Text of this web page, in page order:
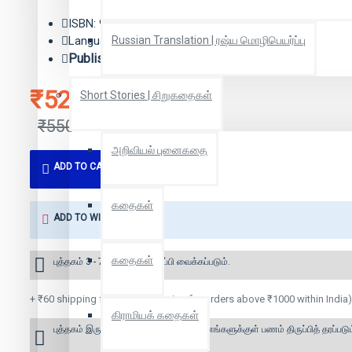
Russian Translation | ரஷ்ய மொழிபெயர்ப்பு
Short Stories | சிறுகதைகள்
அறிவியல் புனைகதை
கதைகள்
கதைகள்
கிராமியக் கதைகள்
₹523
₹550
ISBN: 9788184026146
Language: தமிழ்
Publisher:
ADD TO CART
ADD TO WISH LIST
புத்தகம் 3 - 7 நாட்களில் அனுப்பி வைக்கப்படும்.
+ ₹60 shipping fee* (Free shipping for orders above ₹1000 within India)
புத்தகம் இருப்பில் இல்லை என்றால் 10 தினங்களுக்குள் பணம் திருப்பித்